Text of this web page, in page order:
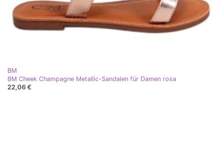
BM
BM Cheek Champagne Metallic-Sandalen für Damen rosa
22,06 €